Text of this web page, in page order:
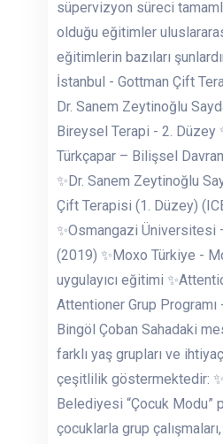
süpervizyon süreci
olduğu eğitimler
eğitimlerin bazıları
İstanbul - Gottman Çift
Dr. Sanem Zeytinoğlu
Bireysel Terapi - 2. Düzey
Türkçapar – Bilişsel
✨Dr. Sanem Zeytinoğlu
Çift Terapisi (1. Düzey)
✨Osmangazi Üniversitesi
(2019) ✨Moxo Türkiye -
uygulayıcı eğitimi
Attentioner Grup
Bingöl Çoban Sahadaki
farklı yaş grupları ve
çeşitlilik göstermektedir:
Belediyesi “Çocuk Modu”
çocuklarla grup